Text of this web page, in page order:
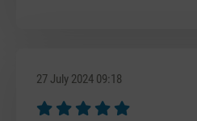
27 July 2024 09:18